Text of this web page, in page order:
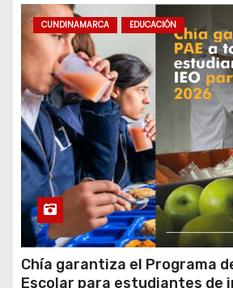
CUNDINAMARCA EDUCACIÓN
Chía garantiza el Programa
Escolar para estudiantes de